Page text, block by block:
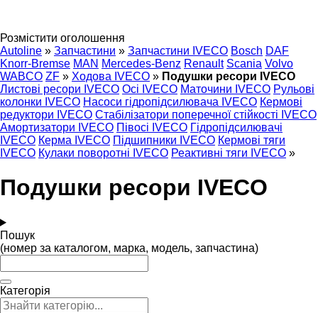
Розмістити оголошення
Autoline » Запчастини » Запчастини IVECO Bosch DAF
Knorr-Bremse MAN Mercedes-Benz Renault Scania Volvo
WABCO ZF » Ходова IVECO » Подушки ресори IVECO
Листові ресори IVECO Осі IVECO Маточини IVECO Рульові
колонки IVECO Насоси гідропідсилювача IVECO Кермові
редуктори IVECO Стабілізатори поперечної стійкості IVECO
Амортизатори IVECO Півосі IVECO Гідропідсилювачі
IVECO Керма IVECO Підшипники IVECO Кермові тяги
IVECO Кулаки поворотні IVECO Реактивні тяги IVECO »
Подушки ресори IVECO
Пошук
(номер за каталогом, марка, модель, запчастина)
Категорія